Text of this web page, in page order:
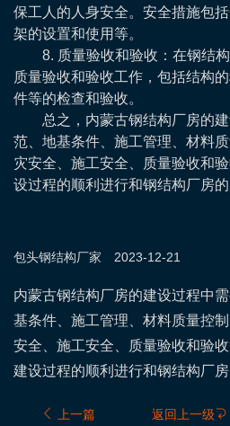
保工人的人身安全。安全措施包
架的设置和使用等。
8. 质量验收和验收：在钢结
质量验收和验收工作，包括结构
件等的检查和验收。
总之，内蒙古钢结构厂房的
范、地基条件、施工管理、材料
灾安全、施工安全、质量验收和
设过程的顺利进行和钢结构厂房的
包头钢结构厂家 2023-12-21
内蒙古钢结构厂房的建设过程中
基条件、施工管理、材料质量控
安全、施工安全、质量验收和验
建设过程的顺利进行和钢结构厂
上一篇 返回上一级